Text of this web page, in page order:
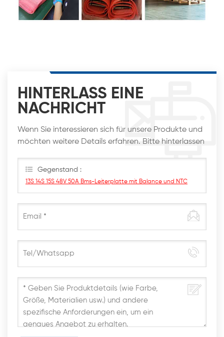
HINTERLASS EINE
NACHRICHT
Wenn Sie interessieren sich für unsere Produkte und
möchten weitere Details erfahren. Bitte hinterlassen
wie möglich antworten
Gegenstand :
13S 14S 15S 48V 50A Bms-Leiterplatte mit Balance und NTC